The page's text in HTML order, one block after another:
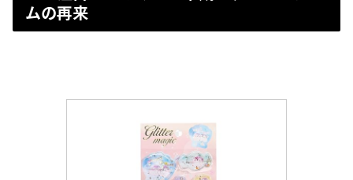
ムの再来